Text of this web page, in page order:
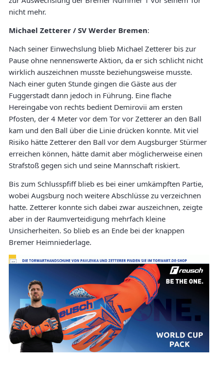
nicht mehr.
Michael Zetterer / SV Werder Bremen:
Nach seiner Einwechslung blieb Michael Zetterer bis zur
Pause ohne nennenswerte Aktion, da er sich schlicht nicht
wirklich auszeichnen musste beziehungsweise musste.
Nach einer guten Stunde gingen die Gäste aus der
Fuggerstadt dann jedoch in Führung. Eine flache
Hereingabe von rechts bedient Demirovii am ersten
Pfosten, der 4 Meter vor dem Tor vor Zetterer an den Ball
kam und den Ball über die Linie drücken konnte. Mit viel
Risiko hätte Zetterer den Ball vor dem Augsburger Stürmer
erreichen können, hätte damit aber möglicherweise einen
Strafstoß gegen sich und seine Mannschaft riskiert.
Bis zum Schlusspfiff blieb es bei einer umkämpften Partie,
wobei Augsburg noch weitere Abschlüsse zu verzeichnen
hatte. Zetterer konnte sich dabei zwar auszeichnen, zeigte
aber in der Raumverteidigung mehrfach kleine
Unsicherheiten. So blieb es an Ende bei der knappen
Bremer Heimniederlage.